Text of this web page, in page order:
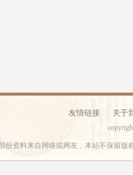
友情链接 关于
份资料来自网络或网友，本站不保留版